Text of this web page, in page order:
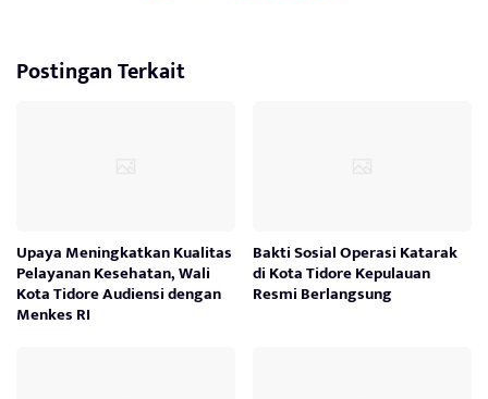
Postingan Terkait
Upaya Meningkatkan Kualitas
Pelayanan Kesehatan, Wali
Kota Tidore Audiensi dengan
Menkes RI
Bakti Sosial Operasi Katarak
di Kota Tidore Kepulauan
Resmi Berlangsung